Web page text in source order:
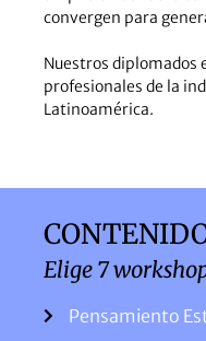
convergen para
Nuestros diplomados
profesionales de la
Latinoamérica.
Elige 7
Pensamiento